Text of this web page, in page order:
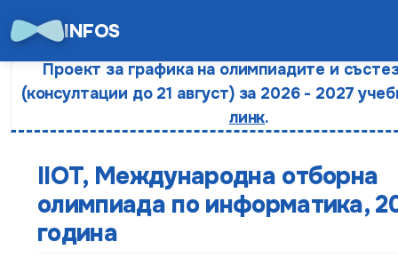
INFOS
Проект за графика на олимпиадите и
(консултации до 21 август) за 2026 - 2027
линк.
IIOT, Международна отборна
олимпиада по информатика,
година